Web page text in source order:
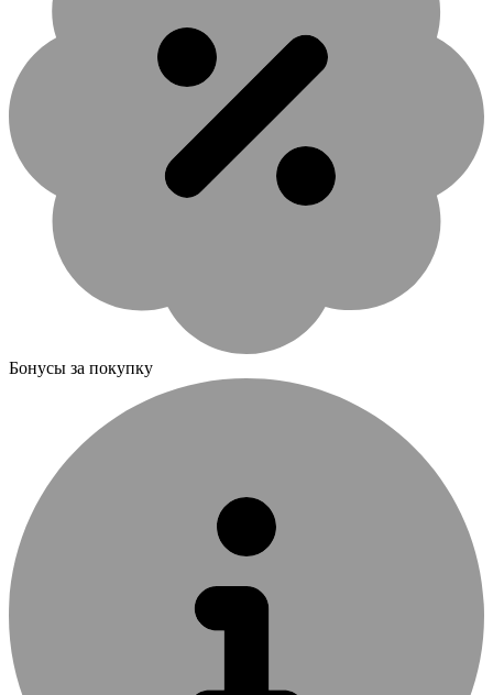
Бонусы за покупку